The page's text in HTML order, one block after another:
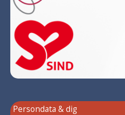
Persondata & dig